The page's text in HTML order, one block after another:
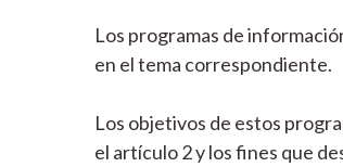
Los programas de
en el tema correspondiente.
Los objetivos de estos
el artículo 2 y los fines que